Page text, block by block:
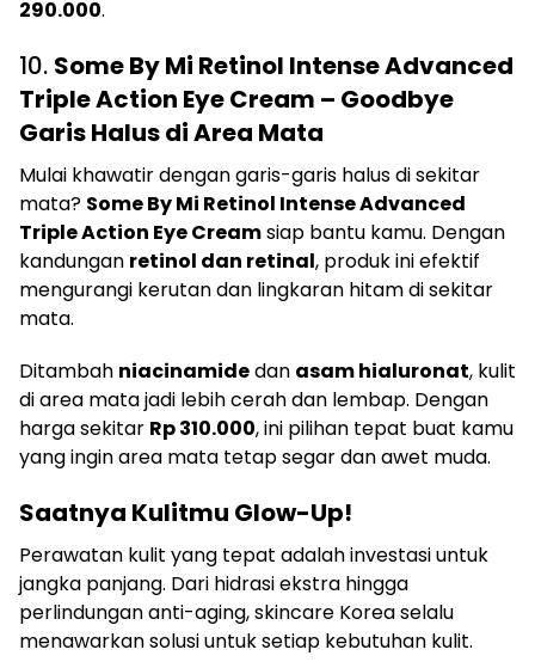
290.000.
10. Some By Mi Retinol Intense Advanced
Triple Action Eye Cream – Goodbye
Garis Halus di Area Mata
Mulai khawatir dengan garis-garis halus di sekitar
mata? Some By Mi Retinol Intense Advanced
Triple Action Eye Creamsiap bantu kamu. Dengan
kandungan retinol dan retinal, produk ini efektif
mengurangi kerutan dan lingkaran hitam di sekitar
mata.
Ditambah niacinamidedan asam hialuronat, kulit
di area mata jadi lebih cerah dan lembap. Dengan
harga sekitar Rp 310.000, ini pilihan tepat buat kamu
yang ingin area mata tetap segar dan awet muda.
Saatnya Kulitmu Glow-Up!
Perawatan kulit yang tepat adalah investasi untuk
jangka panjang. Dari hidrasi ekstra hingga
perlindungan anti-aging, skincare Korea selalu
menawarkan solusi untuk setiap kebutuhan kulit.